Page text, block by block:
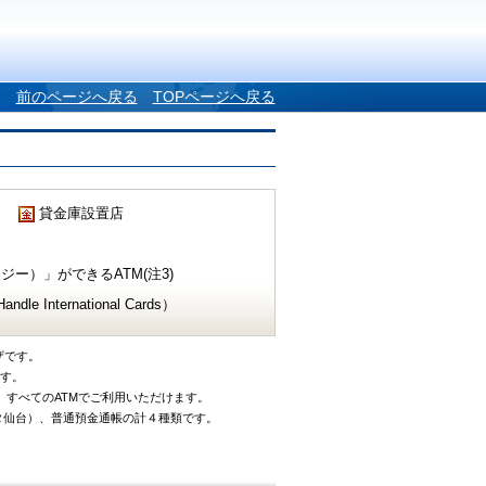
前のページへ戻る TOPページへ戻る
貸金庫設置店
ー）」ができるATM(注3)
International Cards）
す。
。
べてのATMでご利用いただけます。
台）、普通預金通帳の計４種類です。